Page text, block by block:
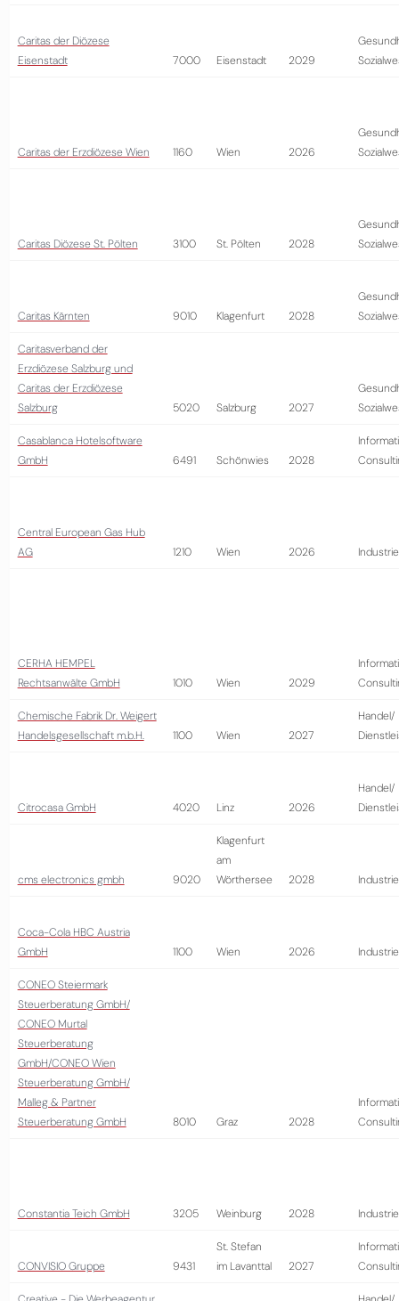
Caritas der Diözese
Eisenstadt
7000 Eisenstadt 2029
Caritas der Erzdiözese Wien 1160 Wien 2026
Caritas Diözese St. Pölten 3100 St. Pölten 2028
Caritas Kärnten 9010 Klagenfurt 2028
Caritasverband der
Erzdiözese Salzburg und
Caritas der Erzdiözese
Salzburg
5020 Salzburg 2027
Casablanca Hotelsoftware
GmbH
6491 Schönwies 2028
Central European Gas Hub
AG
1210 Wien 2026 Industrie
CERHA HEMPEL
Rechtsanwälte GmbH
1010 Wien 2029
Chemische Fabrik Dr. Weigert
Handelsgesellschaft m.b.H.
1100 Wien 2027
Handel/
Citrocasa GmbH 4020 Linz 2026
Handel/
cms electronics gmbh 9020
Klagenfurt
am
Wörthersee
2028 Industrie
Coca-Cola HBC Austria
GmbH
1100 Wien 2026 Industrie
CONEO Steiermark
Steuerberatung GmbH/
CONEO Murtal
Steuerberatung
GmbH/CONEO Wien
Steuerberatung GmbH/
Malleg & Partner
Steuerberatung GmbH
8010 Graz 2028
Constantia Teich GmbH 3205 Weinburg 2028 Industrie
CONVISIO Gruppe 9431
St. Stefan
im Lavanttal
2027